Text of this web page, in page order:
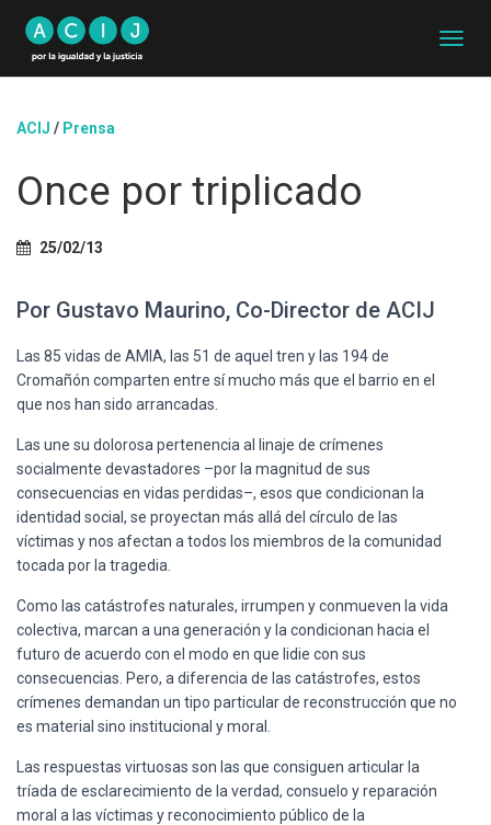
A
ACIJ / Prensa
Once por triplicado
25/02/13
Por Gustavo Maurino, Co-Director de ACIJ
Las 85 vidas de AMIA, las 51 de aquel tren y las 194 de
Cromañón comparten entre sí mucho más que el barrio en el
que nos han sido arrancadas.
Las une su dolorosa pertenencia al linaje de crímenes
socialmente devastadores –por la magnitud de sus
consecuencias en vidas perdidas–, esos que condicionan la
identidad social, se proyectan más allá del círculo de las
víctimas y nos afectan a todos los miembros de la comunidad
tocada por la tragedia.
Como las catástrofes naturales, irrumpen y conmueven la vida
colectiva, marcan a una generación y la condicionan hacia el
futuro de acuerdo con el modo en que lidie con sus
consecuencias. Pero, a diferencia de las catástrofes, estos
crímenes demandan un tipo particular de reconstrucción que no
es material sino institucional y moral.
Las respuestas virtuosas son las que consiguen articular la
tríada de esclarecimiento de la verdad, consuelo y reparación
moral a las víctimas y reconocimiento público de la